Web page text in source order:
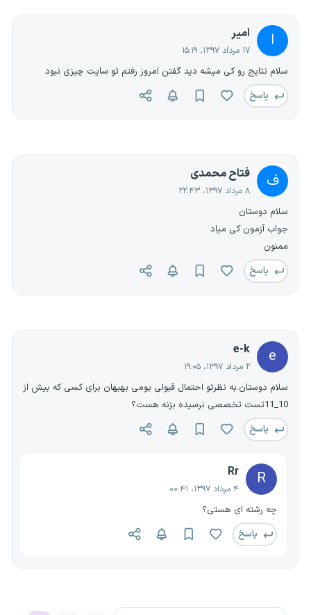
ا امیر
۱۷ مرداد ۱۳۹۷، ۱۵:۱۹
سلام نتایج رو کی میشه دید گفتن امروز رفتم تو سایت چیزی نبود
پاسخ
ف فتاح محمدی
۸ مرداد ۱۳۹۷، ۲۲:۴۳
سلام دوستان
جواب آزمون کی میاد
ممنون
پاسخ
e
e-k
۲ مرداد ۱۳۹۷، ۱۹:۰۵
سلام دوستان.به نظرتو احتمال قبولی بومی بهبهان برای کسی که بیش از
10_11تست تخصصی نرسیده بزنه هست؟
پاسخ
R
Rr
۴ مرداد ۱۳۹۷، ۰۰:۴۱
چه رشته ای هستی؟
پاسخ